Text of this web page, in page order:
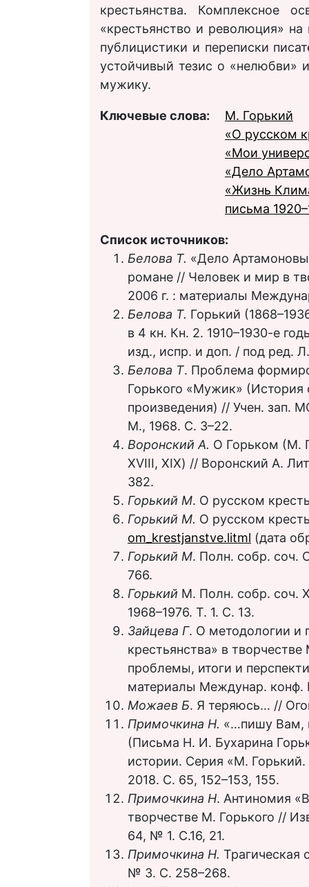
крестьянства. Комплексное
«крестьянство и революция»
публицистики и переписки
устойчивый тезис о «нелюбви»
мужику.
Ключевые слова:
М. Горький
«О русском
«Мои
«Дело
«Жизнь
письма
Список источников:
Белова Т. «Дело
романе // Человек и мир в
2006 г. : материалы
Белова Т. Горький
в 4 кн. Кн. 2. 1910–1930-е
изд., испр. и доп. / под ред.
Белова Т. Проблема
Горького «Мужик» (История
произведения) // Учен. зап.
М., 1968. С. 3–22.
Воронский А. О Горьком (М.
XVIII, XIX) // Воронский А.
382.
Горький М. О русском
Горький М. О русском
om_krestjanstve.litml (дата
Горький М. Полн. собр. соч.
766.
Горький М. Полн. собр. соч.
1968–1976. Т. 1. C. 13.
Зайцева Г. О методологии и
крестьянства» в
проблемы, итоги и
материалы Междунар. конф.
Можаев Б. Я теряюсь… //
Примочкина Н. «…пишу Вам,
(Письма Н. И. Бухарина
истории. Серия «М.
2018. С. 65, 152–153, 155.
Примочкина Н. Антиномия
творчестве М. Горького //
64, № 1. С.16, 21.
Примочкина Н. Трагическая
№ 3. С. 258–268.